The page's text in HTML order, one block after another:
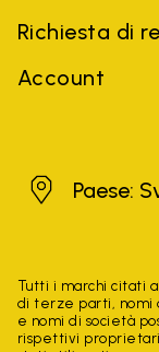
Richiesta di
Account
SvizzeraPaese:
Tutti i marchi citati
di terze parti, nomi
e nomi di società
rispettivi